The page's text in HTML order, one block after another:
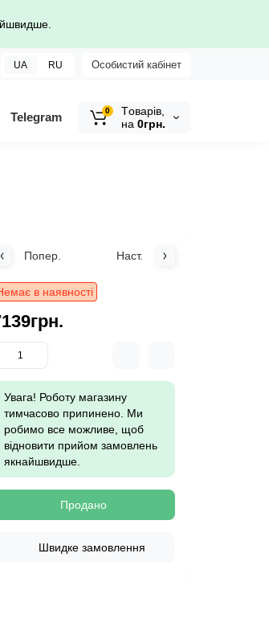
Особистий кабінет
UA RU
Telegram 0
Tоварів,
на 0грн.
Попер. Наст.
в наявності
Увага! Роботу магазину
тимчасово припинено. Ми
робимо все можливе, щоб
відновити прийом замовлень
якнайшвидше.
Продано
Швидке замовлення